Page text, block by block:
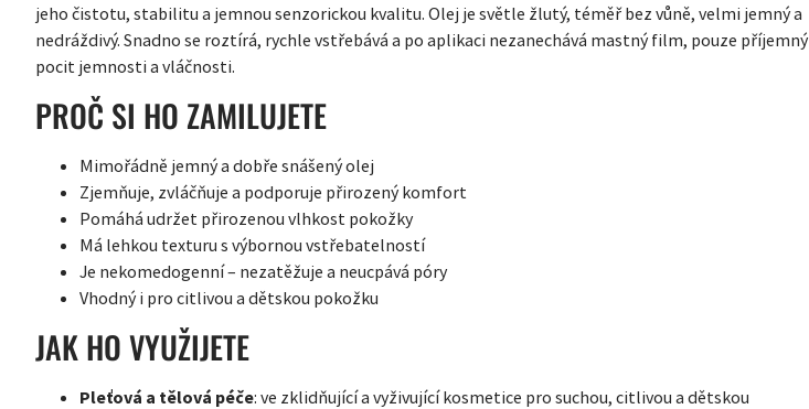
jeho čistotu, stabilitu a jemnou senzorickou kvalitu. Olej je světle žlutý, téměř bez vůně, velmi jemný a
nedráždivý. Snadno se roztírá, rychle vstřebává a po aplikaci nezanechává mastný film, pouze příjemný
pocit jemnosti a vláčnosti.
PROČ SI HO ZAMILUJETE
Mimořádně jemný a dobře snášený olej
Zjemňuje, zvláčňuje a podporuje přirozený komfort
Pomáhá udržet přirozenou vlhkost pokožky
Má lehkou texturu s výbornou vstřebatelností
Je nekomedogenní – nezatěžuje a neucpává póry
Vhodný i pro citlivou a dětskou pokožku
JAK HO VYUŽIJETE
Pleťová a tělová péče: ve zklidňující a vyživující kosmetice pro suchou, citlivou a dětskou